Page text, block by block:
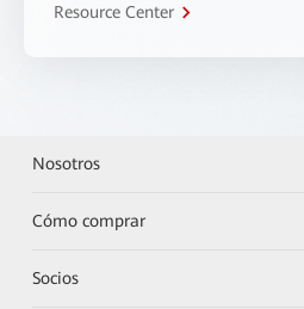
Resource Center
Nosotros
Cómo comprar
Socios